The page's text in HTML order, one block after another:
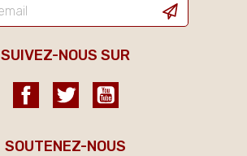
SUIVEZ-NOUS SUR
FacebookTwitter
SOUTENEZ-NOUS